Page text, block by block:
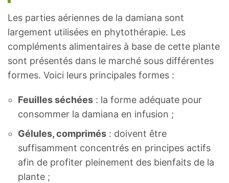
Les parties aériennes de la damiana sont
largement utilisées en phytothérapie. Les
compléments alimentaires à base de cette plante
sont présentés dans le marché sous différentes
formes. Voici leurs principales formes :
Feuilles séchées : la forme adéquate pour
consommer la damiana en infusion ;
Gélules, comprimés : doivent être
suffisamment concentrés en principes actifs
afin de profiter pleinement des bienfaits de la
plante ;